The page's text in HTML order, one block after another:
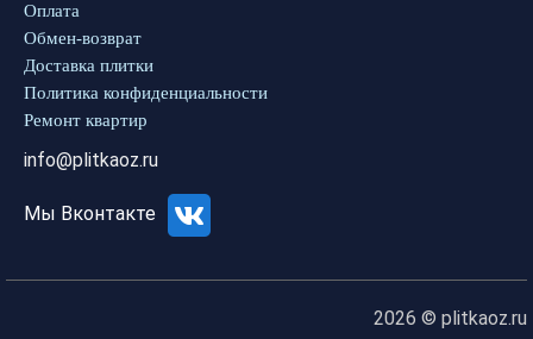
Оплата
Обмен-возврат
Доставка плитки
Политика конфиденциальности
Ремонт квартир
info@plitkaoz.ru
Мы Вконтакте
2026 © plitkaoz.ru